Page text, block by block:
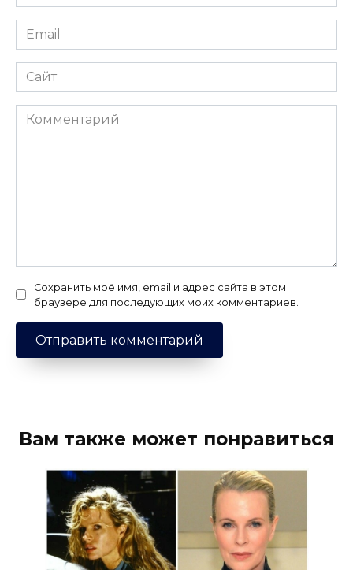
*
Email
*
Сайт
Комментарий
Сохранить моё имя, email и адрес сайта в этом
браузере для последующих моих комментариев.
Вам также может понравиться